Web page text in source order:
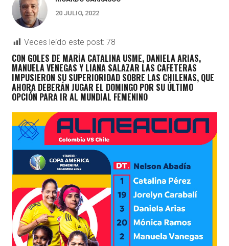
20 JULIO, 2022
Veces leído este post: 78
CON GOLES DE MARÍA CATALINA USME, DANIELA ARIAS,
MANUELA VENEGAS Y LIANA SALAZAR LAS CAFETERAS
IMPUSIERON SU SUPERIORIDAD SOBRE LAS CHILENAS, QUE
AHORA DEBERÁN JUGAR EL DOMINGO POR SU ÚLTIMO
OPCIÓN PARA IR AL MUNDIAL FEMENINO